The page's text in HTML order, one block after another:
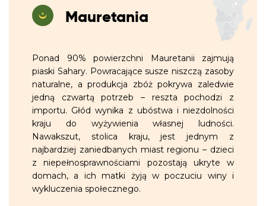
Mauretania
Ponad 90% powierzchni Mauretanii zajmują
piaski Sahary. Powracające susze niszczą zasoby
naturalne, a produkcja zbóż pokrywa zaledwie
jedną czwartą potrzeb – reszta pochodzi z
importu. Głód wynika z ubóstwa i niezdolności
kraju do wyżywienia własnej ludności.
Nawakszut, stolica kraju, jest jednym z
najbardziej zaniedbanych miast regionu – dzieci
z niepełnosprawnościami pozostają ukryte w
domach, a ich matki żyją w poczuciu winy i
wykluczenia społecznego.